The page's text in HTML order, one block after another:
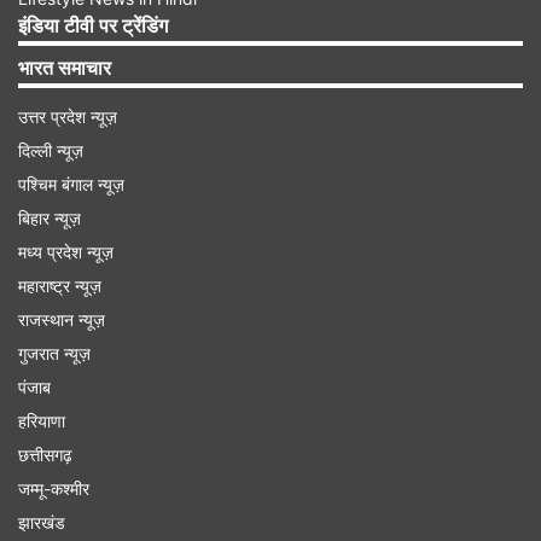
और कोलकाता के दो दो मैच अभी बचे हुए हैं। केकेआर की
टीम अभी 11 अंक लेकर आठवें नंबर पर है, लेकिन अभी तक
वो टीम भी बाहर नहीं हुई है।
इंडिया टीवी पर ट्रेंडिंग
भारत समाचार
उत्तर प्रदेश न्यूज़
दिल्ली न्यूज़
पश्चिम बंगाल न्यूज़
बिहार न्यूज़
मध्य प्रदेश न्यूज़
महाराष्ट्र न्यूज़
राजस्थान न्यूज़
गुजरात न्यूज़
पंजाब
हरियाणा
छत्तीसगढ़
जम्मू-कश्मीर
झारखंड